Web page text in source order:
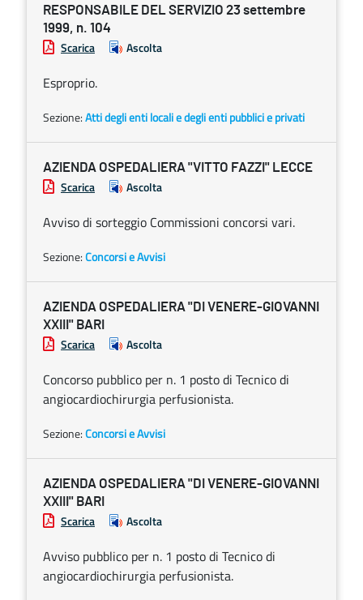
RESPONSABILE DEL SERVIZIO 23 settembre
1999, n. 104
Scarica Ascolta
Esproprio.
Sezione:Atti degli enti locali e degli enti pubblici e privati
AZIENDA OSPEDALIERA "VITTO FAZZI" LECCE
Scarica Ascolta
Avviso di sorteggio Commissioni concorsi vari.
Sezione:Concorsi e Avvisi
AZIENDA OSPEDALIERA "DI VENERE-GIOVANNI
XXIII" BARI
Scarica Ascolta
Concorso pubblico per n. 1 posto di Tecnico di
angiocardiochirurgia perfusionista.
Sezione:Concorsi e Avvisi
AZIENDA OSPEDALIERA "DI VENERE-GIOVANNI
XXIII" BARI
Scarica Ascolta
Avviso pubblico per n. 1 posto di Tecnico di
angiocardiochirurgia perfusionista.